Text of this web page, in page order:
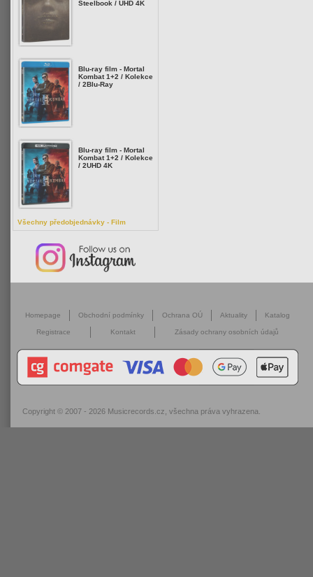
Steelbook / UHD 4K
Blu-ray film - Mortal
Kombat 1+2 / Kolekce
/ 2Blu-Ray
Blu-ray film - Mortal
Kombat 1+2 / Kolekce
/ 2UHD 4K
Všechny předobjednávky - Film
Homepage Obchodní podmínky Ochrana OÚ Aktuality Katalog
Registrace Kontakt Zásady ochrany osobních údajů
Copyright © 2007 - 2026 Musicrecords.cz , všechna práva vyhrazena.